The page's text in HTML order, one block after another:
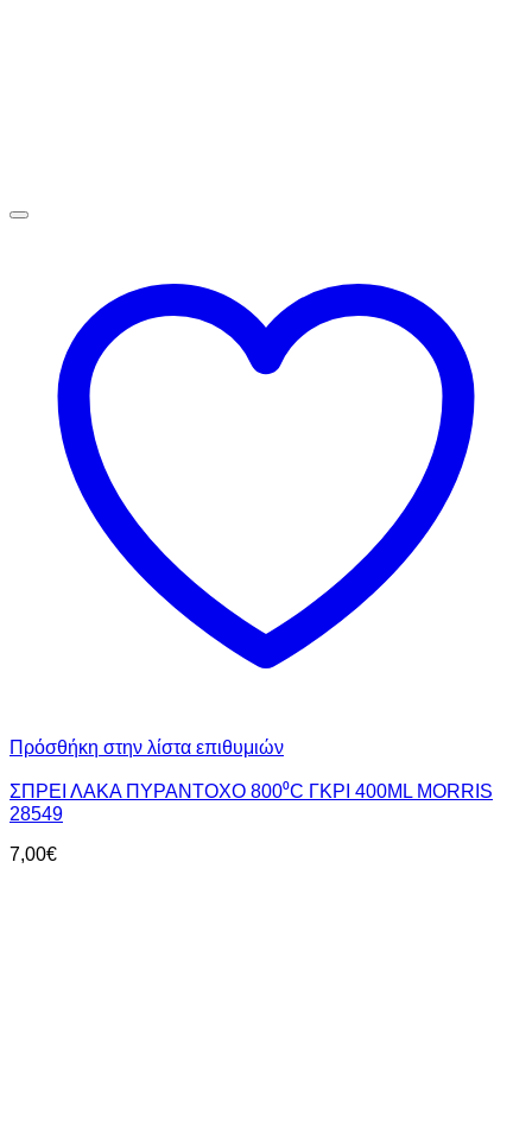
Πρόσθήκη στην λίστα επιθυμιών
ΣΠΡΕΙ ΛΑΚΑ ΠΥΡΑΝΤΟΧΟ 800⁰C ΓΚΡΙ 400ML MORRIS
28549
7,00€